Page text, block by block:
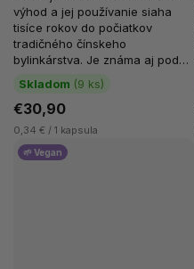
Skladom (9 ks)
€30,90
0,34 € / 1 kapsula
výhod a jej používanie siaha
tisíce rokov do počiatkov
tradičného čínskeho
bylinkárstva. Je známa aj pod
názvami lesklá chrpa alebo
Ganoderma...
🌱 Vegan